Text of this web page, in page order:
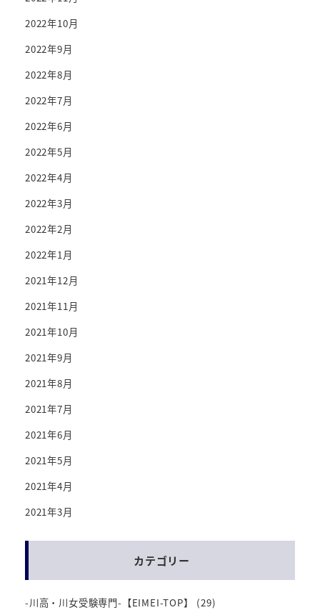
2022年10月
2022年9月
2022年8月
2022年7月
2022年6月
2022年5月
2022年4月
2022年3月
2022年2月
2022年1月
2021年12月
2021年11月
2021年10月
2021年9月
2021年8月
2021年7月
2021年6月
2021年5月
2021年4月
2021年3月
カテゴリー
-川高・川女受験専門-【EIMEI-TOP】 (29)